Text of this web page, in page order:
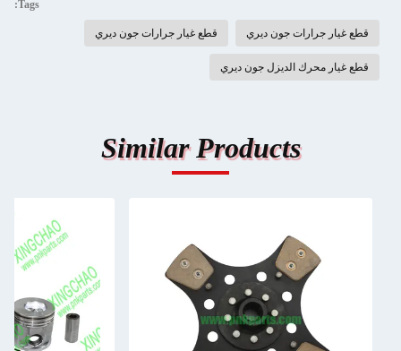
Tags:
قطع غيار جرارات جون ديري قطع غيار جرارات جون ديري
قطع غيار محرك الديزل جون ديري
Similar Products